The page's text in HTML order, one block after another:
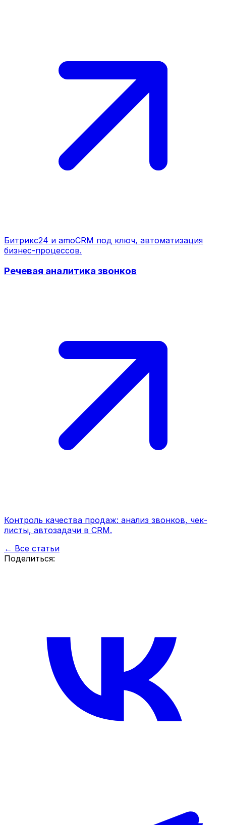
Битрикс24 и amoCRM под ключ, автоматизация
бизнес-процессов.
Речевая аналитика звонков
Контроль качества продаж: анализ звонков, чек-
листы, автозадачи в CRM.
← Все статьи
Поделиться: